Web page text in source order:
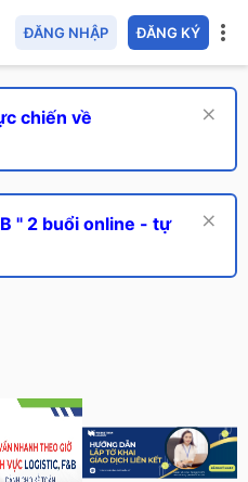
ĐĂNG NHẬP ĐĂNG KÝ
chiến về
" 2 buổi online - tự